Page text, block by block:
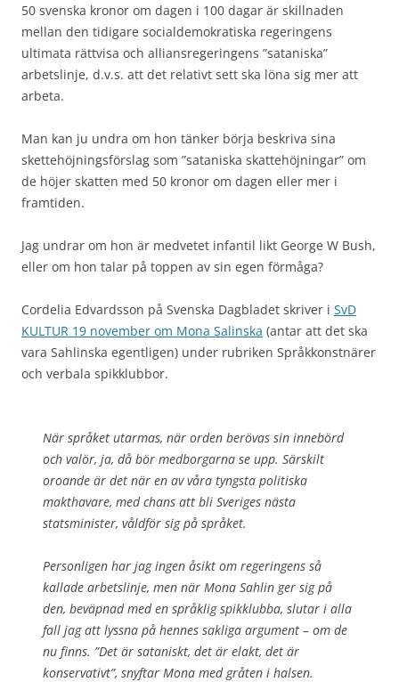
50 svenska kronor om dagen i 100 dagar är skillnaden
mellan den tidigare socialdemokratiska regeringens
ultimata rättvisa och alliansregeringens ”sataniska”
arbetslinje, d.v.s. att det relativt sett ska löna sig mer att
arbeta.
Man kan ju undra om hon tänker börja beskriva sina
skettehöjningsförslag som ”sataniska skattehöjningar” om
de höjer skatten med 50 kronor om dagen eller mer i
framtiden.
Jag undrar om hon är medvetet infantil likt George W Bush,
eller om hon talar på toppen av sin egen förmåga?
Cordelia Edvardsson på Svenska Dagbladet skriver i SvD
KULTUR 19 november om Mona Salinska (antar att det ska
vara Sahlinska egentligen) under rubriken Språkkonstnärer
och verbala spikklubbor.
När språket utarmas, när orden berövas sin innebörd
och valör, ja, då bör medborgarna se upp. Särskilt
oroande är det när en av våra tyngsta politiska
makthavare, med chans att bli Sveriges nästa
statsminister, våldför sig på språket.
Personligen har jag ingen åsikt om regeringens så
kallade arbetslinje, men när Mona Sahlin ger sig på
den, beväpnad med en språklig spikklubba, ­slutar i alla
fall jag att lyssna på hennes sakliga argument – om de
nu finns. ”Det är sataniskt, det är elakt, det är
konservativt”, snyftar Mona med gråten i halsen.